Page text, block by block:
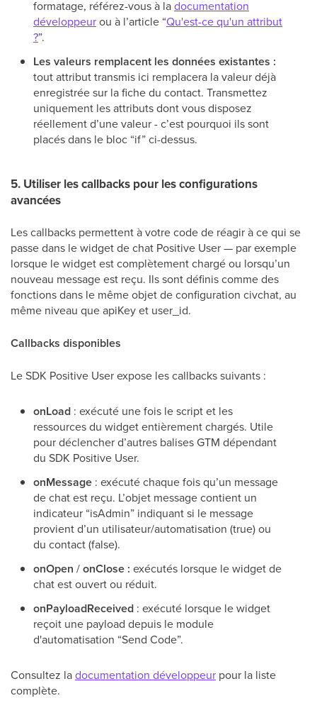
formatage, référez-vous à ladocumentation
développeurou à l’article “Qu'est-ce qu'un attribut
?”.
Les valeurs remplacent les données existantes :
tout attribut transmis ici remplacera la valeur déjà
enregistrée sur la fiche du contact. Transmettez
uniquement les attributs dont vous disposez
réellement d’une valeur - c’est pourquoi ils sont
placés dans le bloc “if” ci-dessus.
5. Utiliser les callbacks pour les configurations
avancées
Les callbacks permettent à votre code de réagir à ce qui se
passe dans le widget de chat Positive User — par exemple
lorsque le widget est complètement chargé ou lorsqu’un
nouveau message est reçu. Ils sont définis comme des
fonctions dans le même objet de configuration civchat, au
même niveau que apiKey et user_id.
Callbacks disponibles
Le SDK Positive User expose les callbacks suivants :
onLoad : exécuté une fois le script et les
ressources du widget entièrement chargés. Utile
pour déclencher d’autres balises GTM dépendant
du SDK Positive User.
onMessage : exécuté chaque fois qu’un message
de chat est reçu. L’objet message contient un
indicateur “isAdmin” indiquant si le message
provient d’un utilisateur/automatisation (true) ou
du contact (false).
onOpen /onClose : exécutés lorsque le widget de
chat est ouvert ou réduit.
onPayloadReceived : exécuté lorsque le widget
reçoit une payload depuis le module
d'automatisation “Send Code”.
Consultez ladocumentation développeur pour la liste
complète.